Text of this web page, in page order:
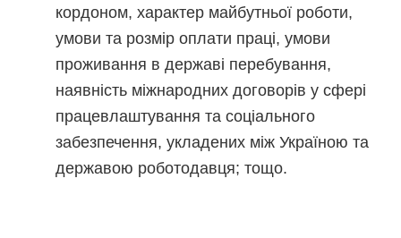
кордоном, характер майбутньої роботи,
умови та розмір оплати праці, умови
проживання в державі перебування,
наявність міжнародних договорів у сфері
працевлаштування та соціального
забезпечення, укладених між Україною та
державою роботодавця; тощо.